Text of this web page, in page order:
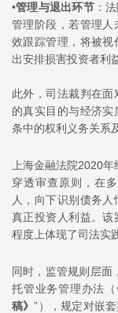
•管理与退出环节：
管理阶段，若管理
效跟踪管理，将被视
出安排损害投资者利
此外，司法裁判在
的真实目的与经济
条中的权利义务关系
上海金融法院2020
穿透审查原则，在
人，向下识别债务
真正投资人利益。该
程度上体现了司法实
同时，监管规则层面
托管业务管理办法
稿》”），规定对嵌